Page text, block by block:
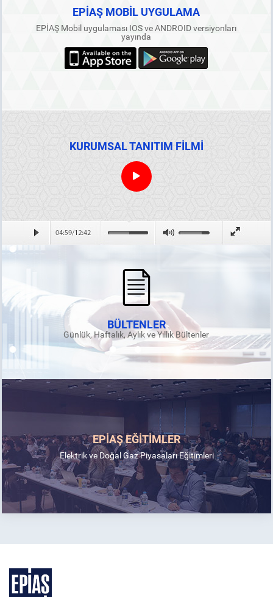
EPİAŞ MOBİL UYGULAMA
EPİAŞ Mobil uygulaması IOS ve ANDROID versiyonları
yayında
KURUMSAL TANITIM FİLMİ
BÜLTENLER
Günlük, Haftalık, Aylık ve Yıllık Bültenler
EPİAŞ EĞİTİMLER
Elektrik ve Doğal Gaz Piyasaları Eğitimleri